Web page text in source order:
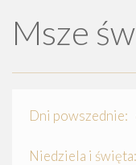
Msze
Dni powszednie:
Niedziela i święta: